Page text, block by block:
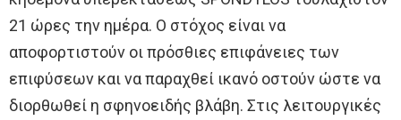
21 ώρες την ημέρα. Ο στόχος είναι να
αποφορτιστούν οι πρόσθιες επιφάνειες των
επιφύσεων και να παραχθεί ικανό οστούν ώστε να
διορθωθεί η σφηνοειδής βλάβη. Στις λειτουργικές